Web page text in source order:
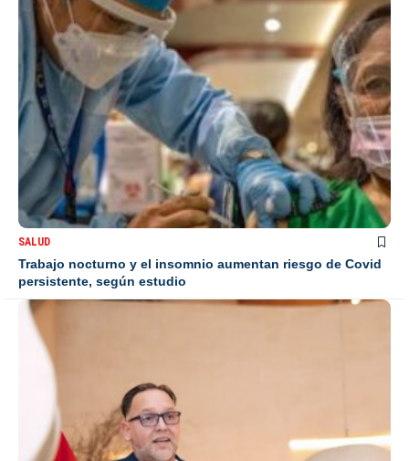
SALUD
Trabajo nocturno y el insomnio aumentan riesgo de Covid
persistente, según estudio